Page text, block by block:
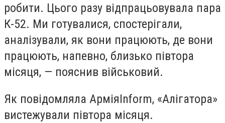
робити. Цього разу відпрацьовувала пара
К-52. Ми готувалися, спостерігали,
аналізували, як вони працюють, де вони
працюють, напевно, близько півтора
місяця, — пояснив військовий.
Як повідомляла АрміяInform, «Алігатора»
вистежували півтора місяця.